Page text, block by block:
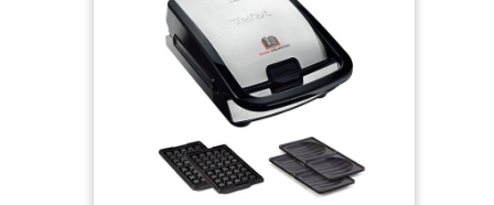
fondues et grillées. Les plaques à sceller
conservent les ingrédients à l’intérieur
CONCEPTION CONVIVIALE:Cet appareil toaster &
gaufrier est doté d'un système de rangement du
câble intégré facile à utiliser, permettant de
conserver un plan de travail bien rangé. Le
rangement vertical compact permet de gagner de
la place dans la cuisine